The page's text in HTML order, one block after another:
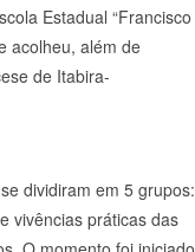
Estadual “Francisco
acolheu, além de
de Itabira-
dividiram em 5 grupos:
vivências práticas das